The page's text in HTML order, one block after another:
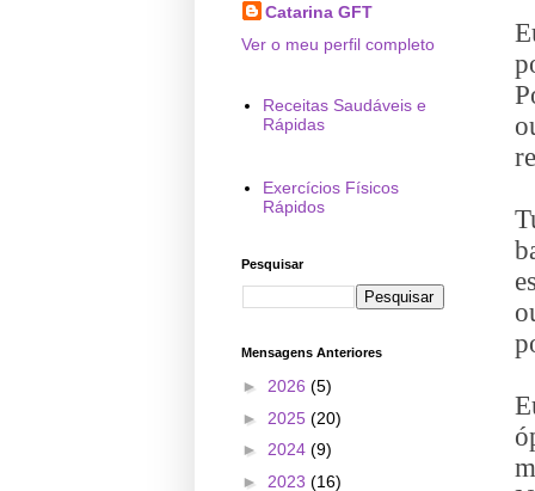
Catarina GFT
Ver o meu perfil completo
Receitas Saudáveis e
Rápidas
Exercícios Físicos
Rápidos
Pesquisar
Mensagens Anteriores
► 2026(5)
► 2025(20)
► 2024(9)
► 2023(16)